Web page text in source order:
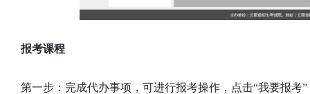
报考课程
第一步：完成代办事项，可进行报考操作，点击“我要报考